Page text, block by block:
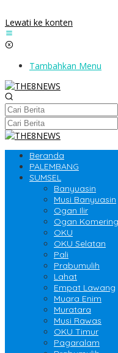
Lewati ke konten
Tambahkan Menu
Beranda
PALEMBANG
SUMSEL
Banyuasin
Musi Banyuasin
Ogan Ilir
Ogan
OKU
OKU Selatan
Pali
Prabumulih
Lahat
Empat Lawang
Muara Enim
Muratara
Musi Rawas
OKU Timur
Pagaralam